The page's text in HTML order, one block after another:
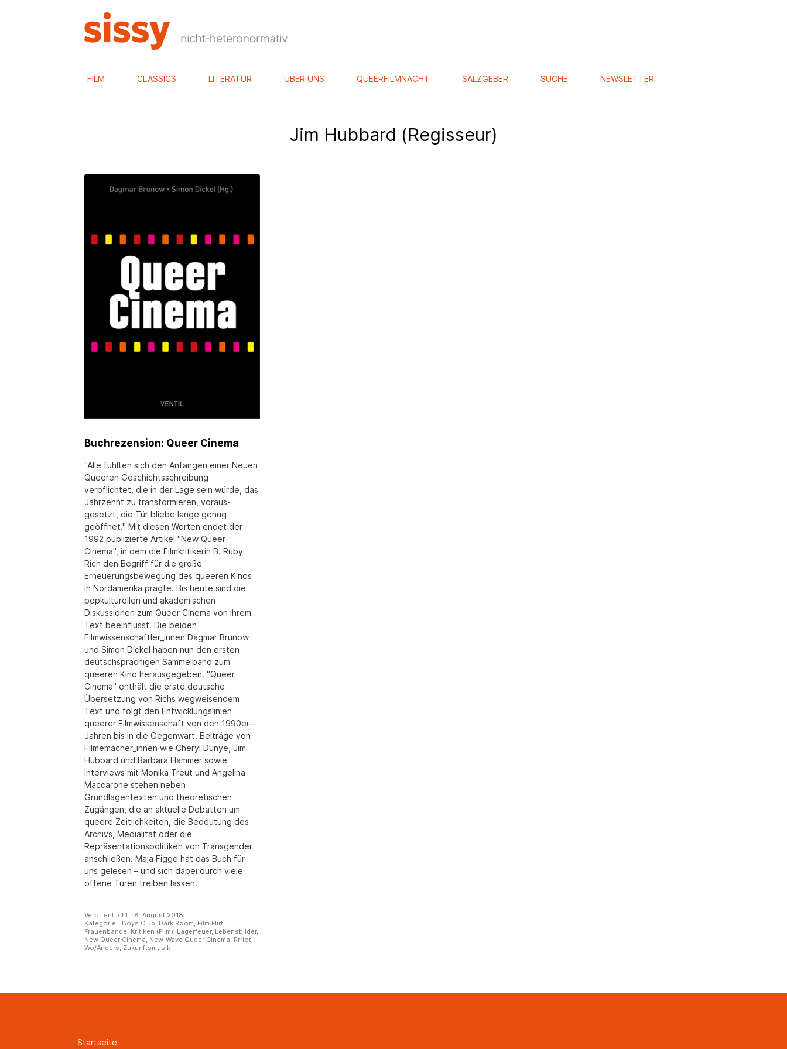
FILM CLASSICS LITERATUR ÜBER UNS QUEERFILMNACHT SALZGEBER SUCHE NEWSLETTER
Jim Hubbard (Regisseur)
Buchrezension: Queer Cinema
"Alle fühlten sich den Anfängen einer Neuen
Queeren Geschichtsschreibung
verpflichtet, die in der Lage sein würde, das
Jahrzehnt zu transformieren, voraus­
gesetzt, die Tür bliebe lange genug
geöffnet." Mit diesen Worten endet der
1992 publizierte Artikel "New Queer
Cinema", in dem die Filmkritikerin B. Ruby
Rich den Begriff für die große
Erneuerungsbewegung des queeren Kinos
in Nordamerika prägte. Bis heute sind die
popkulturellen und akademischen
Diskussionen zum Queer Cinema von ihrem
Text beeinflusst. Die beiden
Filmwissenschaftler_innen Dagmar Brunow
und Simon Dickel haben nun den ersten
deutschsprachigen Sammelband zum
queeren Kino herausgegeben. "Queer
Cinema" enthält die erste deutsche
Übersetzung von Richs wegweisendem
Text und folgt den Entwicklungs­linien
queerer Filmwissenschaft von den 1990er-­
Jahren bis in die Gegenwart. Beiträge von
Filmemacher_innen wie Cheryl Dunye, Jim
Hubbard und Barbara Hammer sowie
Interviews mit Monika Treut und Angelina
Maccarone stehen neben
Grundlagentexten und theoretischen
Zugängen, die an aktuelle Debatten um
queere Zeitlich­keiten, die Bedeutung des
Archivs, Medialität oder die
Repräsentationspolitiken von Transgender
anschließen. Maja Figge hat das Buch für
uns gelesen – und sich dabei durch viele
offene Türen treiben lassen.
Veröffentlicht:
8. August 2018
Kategorie:
Boys Club Dark Room Film Flirt
Frauenbande Kritiken (Film) Lagerfeuer, Lebensbilder,
New Queer Cinema New-Wave Queer Cinema Rrriot
Wo/Anders Zukunftsmusik
Startseite